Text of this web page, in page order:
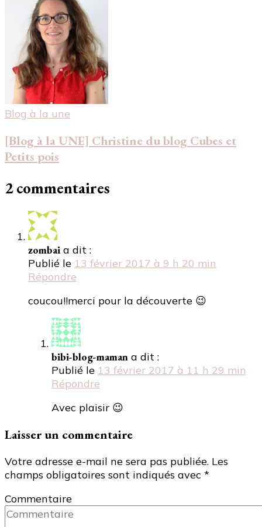
Blog à la une
[Blog à la UNE] Christine du blog Cubes et
Petits pois
2 commentaires
zombai a dit :
Publié le 13 février 2017 à 9 h 20 min
Répondre
coucou!!merci pour la découverte 😉
bibi-blog-maman a dit :
Publié le 13 février 2017 à 11 h 29 min
Répondre
Avec plaisir 😉
Laisser un commentaire
Votre adresse e-mail ne sera pas publiée. Les
champs obligatoires sont indiqués avec *
Commentaire